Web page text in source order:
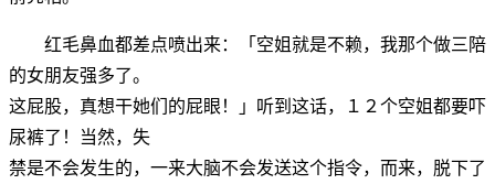
红毛鼻血都差点喷出来：「空姐就是不赖，我那个做三陪
的女朋友强多了。
这屁股，真想干她们的屁眼！」听到这话，１２个空姐都要吓
尿裤了！当然，失
禁是不会发生的，一来大脑不会发送这个指令，而来，脱下了